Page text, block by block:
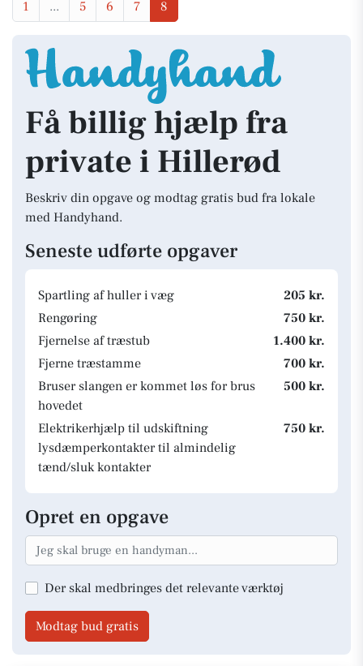
1 ... 5 6 7 8
Få billig hjælp fra
private i Hillerød
Beskriv din opgave og modtag gratis bud fra lokale
med Handyhand.
Seneste udførte opgaver
Spartling af huller i væg
205 kr.
Rengøring
750 kr.
Fjernelse af træstub
1.400 kr.
Fjerne træstamme
700 kr.
Bruser slangen er kommet løs for brus
hovedet
500 kr.
Elektrikerhjælp til udskiftning
lysdæmperkontakter til almindelig
tænd/sluk kontakter
750 kr.
Opret en opgave
Der skal medbringes det relevante værktøj
Modtag bud gratis